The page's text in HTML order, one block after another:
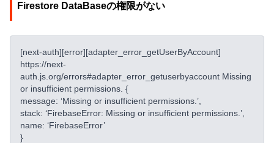
Firestore DataBaseの権限がない
[next-auth][error][adapter_error_getUserByAccount]
https://next-
auth.js.org/errors#adapter_error_getuserbyaccount Missing
or insufficient permissions. {
message: ‘Missing or insufficient permissions.’,
stack: ‘FirebaseError: Missing or insufficient permissions.’,
name: ‘FirebaseError’
}